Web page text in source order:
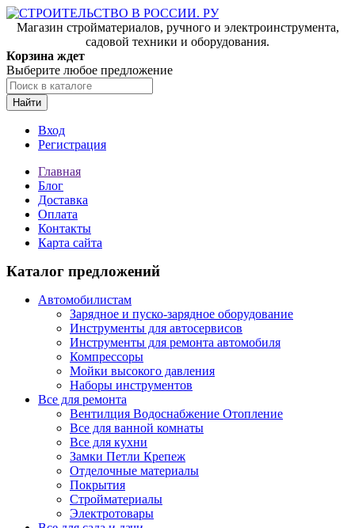
Магазин стройматериалов, ручного и электроинструмента,
садовой техники и оборудования.
Корзина ждет
Выберите любое предложение
Найти
Вход
Регистрация
Главная
Блог
Доставка
Оплата
Контакты
Карта сайта
Каталог предложений
Автомобилистам
Зарядное и пуско-зарядное оборудование
Инструменты для автосервисов
Инструменты для ремонта автомобиля
Компрессоры
Мойки высокого давления
Наборы инструментов
Все для ремонта
Вентилция Водоснабжение Отопление
Все для ванной комнаты
Все для кухни
Замки Петли Крепеж
Отделочные материалы
Покрытия
Стройматериалы
Электротовары